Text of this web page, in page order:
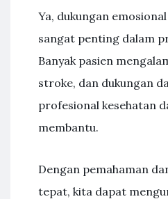
Ya, dukungan
sangat penting dalam
Banyak pasien
stroke, dan dukungan
profesional kesehatan
membantu.
Dengan pemahaman
tepat, kita dapat